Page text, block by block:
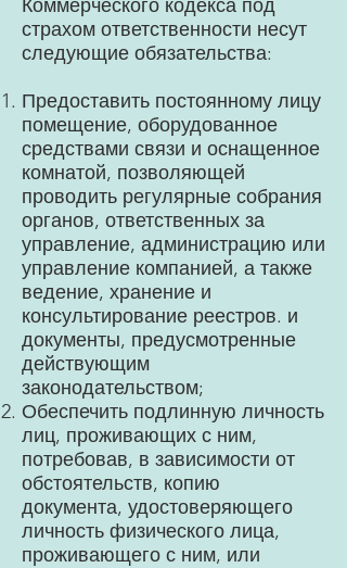
Коммерческого кодекса под
страхом ответственности несут
следующие обязательства:
Предоставить постоянному лицу
помещение, оборудованное
средствами связи и оснащенное
комнатой, позволяющей
проводить регулярные собрания
органов, ответственных за
управление, администрацию или
управление компанией, а также
ведение, хранение и
консультирование реестров. и
документы, предусмотренные
действующим
законодательством;
Обеспечить подлинную личность
лиц, проживающих с ним,
потребовав, в зависимости от
обстоятельств, копию
документа, удостоверяющего
личность физического лица,
проживающего с ним, или